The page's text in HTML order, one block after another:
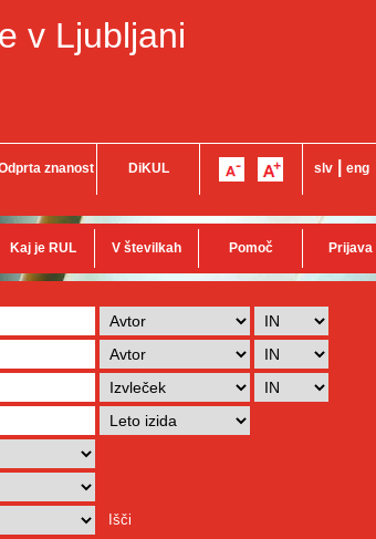
v Ljubljani
znanost DiKUL slv eng
Kaj je RUL V številkah Pomoč Prijava
Išči